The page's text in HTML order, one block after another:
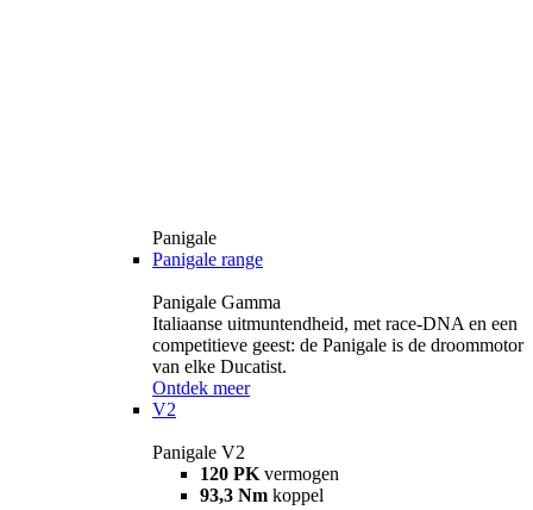
Panigale
Panigale range
Panigale Gamma
Italiaanse uitmuntendheid, met race-DNA en een
competitieve geest: de Panigale is de droommotor
van elke Ducatist.
Ontdek meer
V2
Panigale V2
120 PK vermogen
93,3 Nm koppel